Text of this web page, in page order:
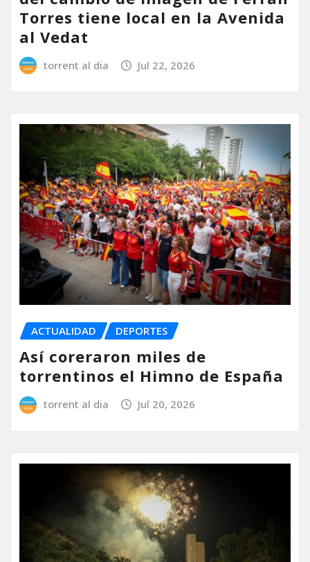
Torres tiene local en la Avenida
al Vedat
torrent al dia Jul 22, 2026
ACTUALIDAD DEPORTES
Así coreraron miles de
torrentinos el Himno de España
torrent al dia Jul 20, 2026